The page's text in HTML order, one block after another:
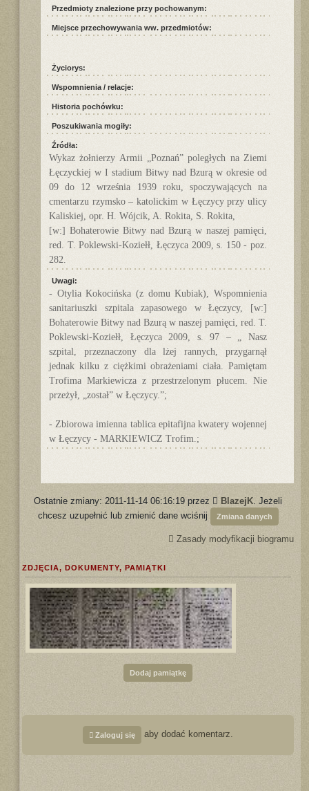
Przedmioty znalezione przy pochowanym:
Miejsce przechowywania ww. przedmiotów:
Życiorys:
Wspomnienia / relacje:
Historia pochówku:
Poszukiwania mogiły:
Źródła:
Wykaz żołnierzy Armii „Poznań” poległych na Ziemi
Łęczyckiej w I stadium Bitwy nad Bzurą w okresie od
09 do 12 września 1939 roku, spoczywających na
cmentarzu rzymsko – katolickim w Łęczycy przy ulicy
Kaliskiej, opr. H. Wójcik, A. Rokita, S. Rokita,
[w:] Bohaterowie Bitwy nad Bzurą w naszej pamięci,
red. T. Poklewski-Koziełł, Łęczyca 2009, s. 150 - poz.
282.
Uwagi:
- Otylia Kokocińska (z domu Kubiak), Wspomnienia
sanitariuszki szpitala zapasowego w Łęczycy, [w:]
Bohaterowie Bitwy nad Bzurą w naszej pamięci, red. T.
Poklewski-Koziełł, Łęczyca 2009, s. 97 – „ Nasz
szpital, przeznaczony dla lżej rannych, przygarnął
jednak kilku z ciężkimi obrażeniami ciała. Pamiętam
Trofima Markiewicza z przestrzelonym płucem. Nie
przeżył, „został” w Łęczycy.”;
- Zbiorowa imienna tablica epitafijna kwatery wojennej
w Łęczycy - MARKIEWICZ Trofim.;
Ostatnie zmiany: 2011-11-14 06:16:19 przez BlazejK. Jeżeli
chcesz uzupełnić lub zmienić dane wciśnij
Zmiana danych
Zasady modyfikacji biogramu
ZDJĘCIA, DOKUMENTY, PAMIĄTKI
Dodaj pamiątkę
Zaloguj się aby dodać komentarz.